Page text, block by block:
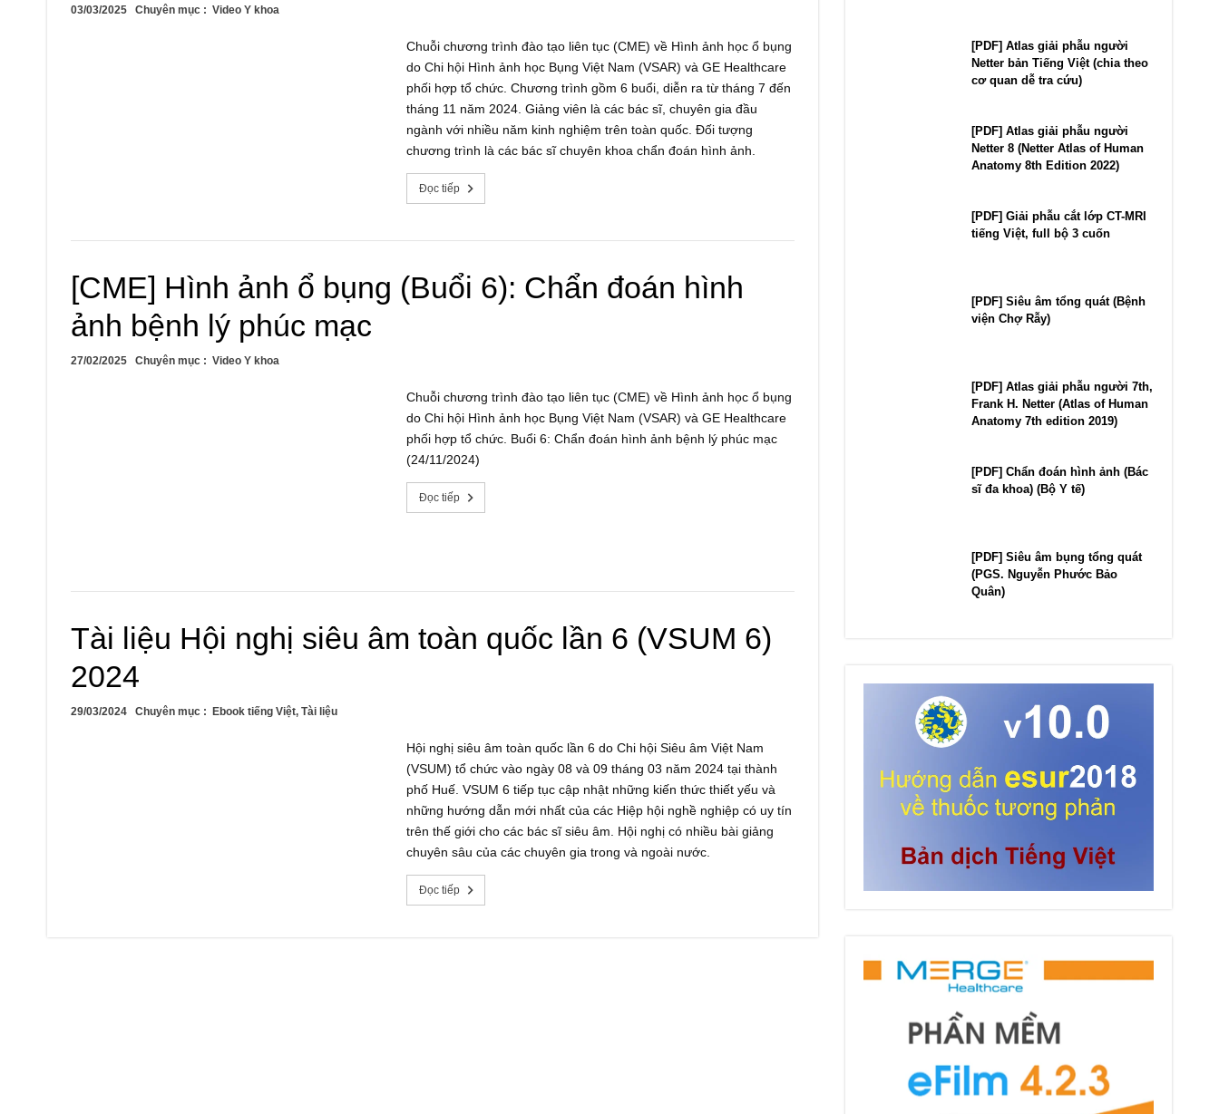
03/03/2025 Chuyên mục : Video Y khoa
Chuỗi chương trình đào tạo liên tục (CME) về Hình ảnh học ổ bụng
do Chi hội Hình ảnh học Bụng Việt Nam (VSAR) và GE Healthcare
phối hợp tổ chức. Chương trình gồm 6 buổi, diễn ra từ tháng 7 đến
tháng 11 năm 2024. Giảng viên là các bác sĩ, chuyên gia đầu
ngành với nhiều năm kinh nghiệm trên toàn quốc. Đối tượng
chương trình là các bác sĩ chuyên khoa chẩn đoán hình ảnh.
Đọc tiếp
[CME] Hình ảnh ổ bụng (Buổi 6): Chẩn đoán hình
ảnh bệnh lý phúc mạc
27/02/2025 Chuyên mục : Video Y khoa
Chuỗi chương trình đào tạo liên tục (CME) về Hình ảnh học ổ bụng
do Chi hội Hình ảnh học Bụng Việt Nam (VSAR) và GE Healthcare
phối hợp tổ chức. Buổi 6: Chẩn đoán hình ảnh bệnh lý phúc mạc
(24/11/2024)
Đọc tiếp
Tài liệu Hội nghị siêu âm toàn quốc lần 6 (VSUM 6)
2024
29/03/2024 Chuyên mục : Ebook tiếng Việt, Tài liệu
Hội nghị siêu âm toàn quốc lần 6 do Chi hội Siêu âm Việt Nam
(VSUM) tổ chức vào ngày 08 và 09 tháng 03 năm 2024 tại thành
phố Huế. VSUM 6 tiếp tục cập nhật những kiến thức thiết yếu và
những hướng dẫn mới nhất của các Hiệp hội nghề nghiệp có uy tín
trên thế giới cho các bác sĩ siêu âm. Hội nghị có nhiều bài giảng
chuyên sâu của các chuyên gia trong và ngoài nước.
Đọc tiếp
[PDF] Atlas giải phẫu người
Netter bản Tiếng Việt (chia theo
cơ quan dễ tra cứu)
[PDF] Atlas giải phẫu người
Netter 8 (Netter Atlas of Human
Anatomy 8th Edition 2022)
[PDF] Giải phẫu cắt lớp CT-MRI
tiếng Việt, full bộ 3 cuốn
[PDF] Siêu âm tổng quát (Bệnh
viện Chợ Rẫy)
[PDF] Atlas giải phẫu người 7th,
Frank H. Netter (Atlas of Human
Anatomy 7th edition 2019)
[PDF] Chẩn đoán hình ảnh (Bác
sĩ đa khoa) (Bộ Y tế)
[PDF] Siêu âm bụng tổng quát
(PGS. Nguyễn Phước Bảo
Quân)